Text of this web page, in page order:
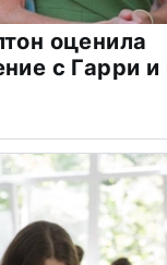
оценила
с Гарри и